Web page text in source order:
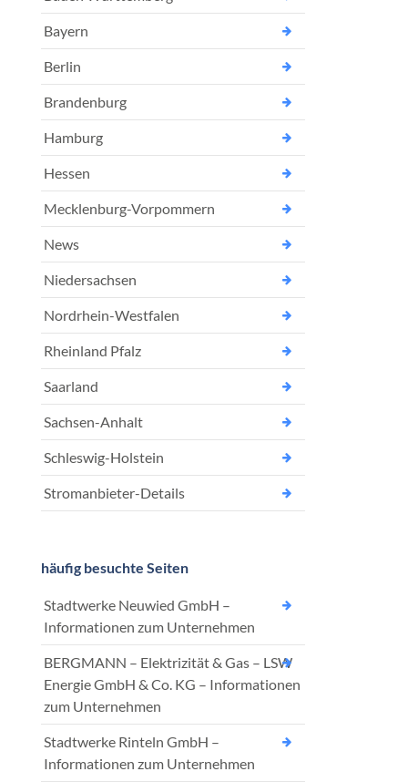
Bayern
Berlin
Brandenburg
Hamburg
Hessen
Mecklenburg-Vorpommern
News
Niedersachsen
Nordrhein-Westfalen
Rheinland Pfalz
Saarland
Sachsen-Anhalt
Schleswig-Holstein
Stromanbieter-Details
häufig besuchte Seiten
Stadtwerke Neuwied GmbH –
Informationen zum Unternehmen
BERGMANN – Elektrizität & Gas – LSW
Energie GmbH & Co. KG – Informationen
zum Unternehmen
Stadtwerke Rinteln GmbH –
Informationen zum Unternehmen